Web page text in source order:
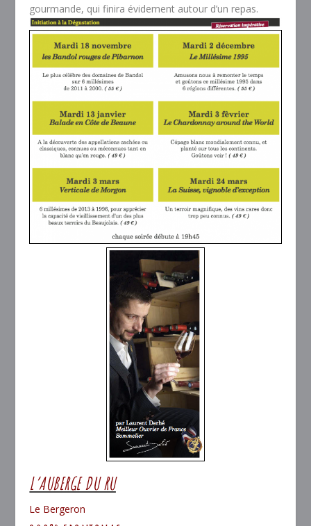
gourmande, qui finira évidement autour d’un repas.
L’AUBERGE DU RU
Le Bergeron